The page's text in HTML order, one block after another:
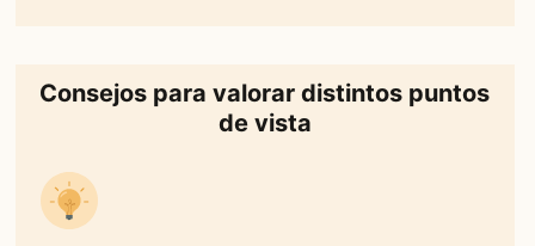
Consejos para valorar distintos puntos
de vista